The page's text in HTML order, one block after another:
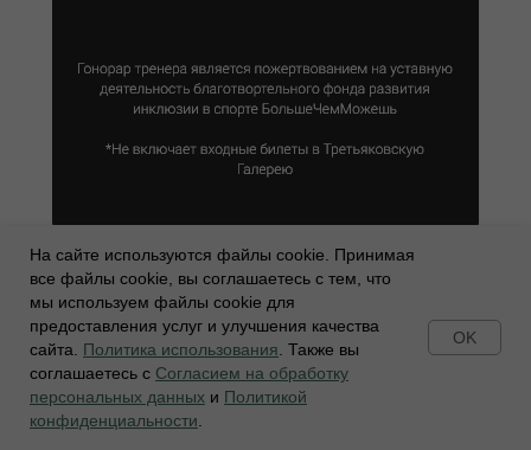
подписывайтесь
На сайте используются файлы cookie. Принимая
все файлы cookie, вы соглашаетесь с тем, что
мы используем файлы cookie для
предоставления услуг и улучшения качества
сайта. Политика использования . Также вы
соглашаетесь с Согласием на обработку
персональных данных и Политикой
конфиденциальности
OK